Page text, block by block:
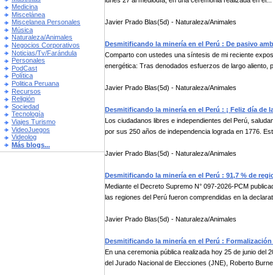
Medicina
Miscelánea
Miscelanea Personales
Música
Naturaleza/Animales
Negocios Corporativos
Noticias/Tv/Farándula
Personales
PodCast
Política
Politica Peruana
Recursos
Religión
Sociedad
Tecnología
Viajes Turismo
VideoJuegos
Videolog
Más blogs...
Javier Prado Blas(5d) - Naturaleza/Animales
Desmitificando la minería en el Perú : De pasivo
Comparto con ustedes una síntesis de mi reciente
energética: Tras denodados esfuerzos de largo aliento,
Javier Prado Blas(5d) - Naturaleza/Animales
Desmitificando la minería en el Perú : ¡ Feliz día de
Los ciudadanos libres e independientes del Perú,
por sus 250 años de independencia lograda en 1776.
Javier Prado Blas(5d) - Naturaleza/Animales
Desmitificando la minería en el Perú : 91,7 % de
Mediante el Decreto Supremo N° 097-2026-PCM
las regiones del Perú fueron comprendidas en la
Javier Prado Blas(5d) - Naturaleza/Animales
Desmitificando la minería en el Perú :
En una ceremonia pública realizada hoy 25 de junio del
del Jurado Nacional de Elecciones (JNE), Roberto